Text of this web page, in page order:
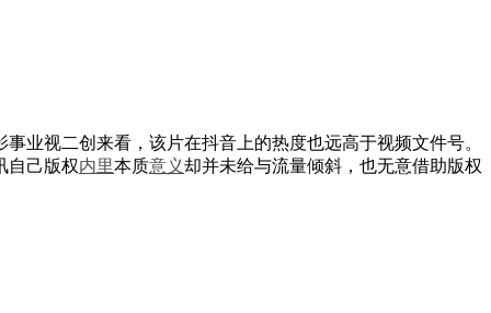
业视二创来看，该片在抖音上的热度也远高于视频文件号。
自己版权内里本质意义却并未给与流量倾斜，也无意借助版权